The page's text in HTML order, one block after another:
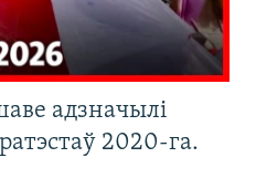
адзначылі
2020-га.